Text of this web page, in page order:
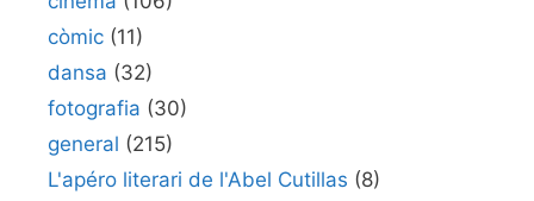
còmic (11)
dansa (32)
fotografia (30)
general (215)
L'apéro literari de l'Abel Cutillas (8)